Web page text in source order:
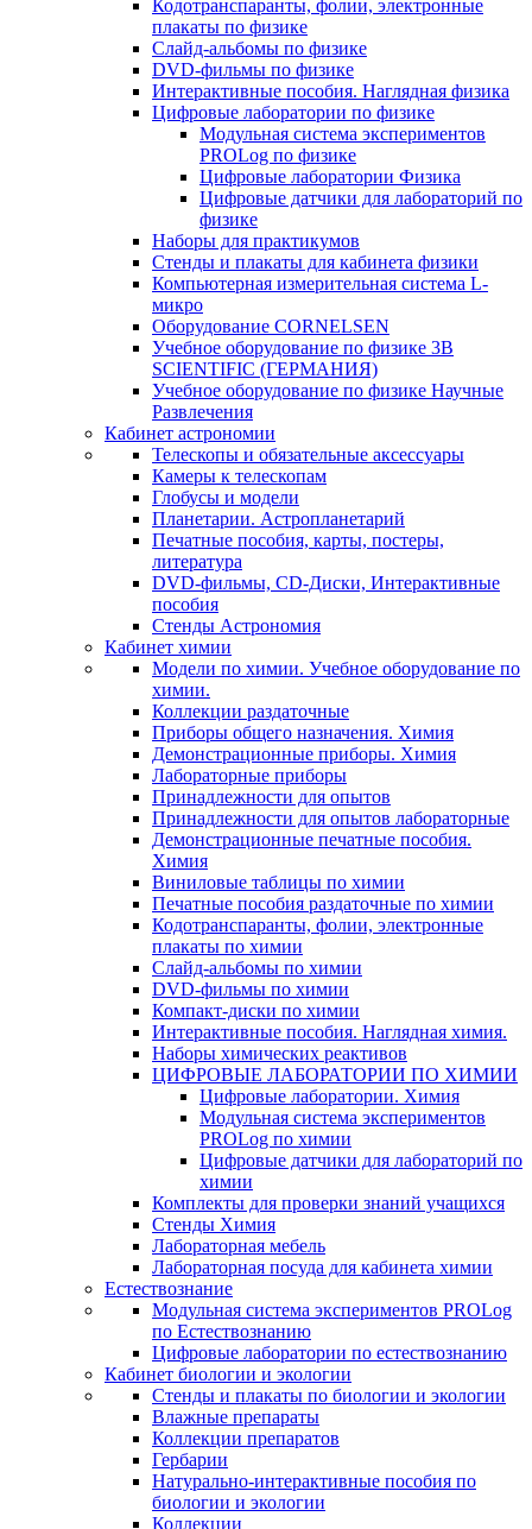
Кодотранспаранты, фолии, электронные
плакаты по физике
Слайд-альбомы по физике
DVD-фильмы по физике
Интерактивные пособия. Наглядная физика
Цифровые лаборатории по физике
Модульная система экспериментов
PROLog по физике
Цифровые лаборатории Физика
Цифровые датчики для лабораторий по
физике
Наборы для практикумов
Стенды и плакаты для кабинета физики
Компьютерная измерительная система L-
микро
Оборудование CORNELSEN
Учебное оборудование по физике 3B
SCIENTIFIC (ГЕРМАНИЯ)
Учебное оборудование по физике Научные
Развлечения
Кабинет астрономии
Телескопы и обязательные аксессуары
Камеры к телескопам
Глобусы и модели
Планетарии. Астропланетарий
Печатные пособия, карты, постеры,
литература
DVD-фильмы, CD-Диски, Интерактивные
пособия
Стенды Астрономия
Кабинет химии
Модели по химии. Учебное оборудование по
химии.
Коллекции раздаточные
Приборы общего назначения. Химия
Демонстрационные приборы. Химия
Лабораторные приборы
Принадлежности для опытов
Принадлежности для опытов лабораторные
Демонстрационные печатные пособия.
Химия
Виниловые таблицы по химии
Печатные пособия раздаточные по химии
Кодотранспаранты, фолии, электронные
плакаты по химии
Слайд-альбомы по химии
DVD-фильмы по химии
Компакт-диски по химии
Интерактивные пособия. Наглядная химия.
Наборы химических реактивов
ЦИФРОВЫЕ ЛАБОРАТОРИИ ПО ХИМИИ
Цифровые лаборатории. Химия
Модульная система экспериментов
PROLog по химии
Цифровые датчики для лабораторий по
химии
Комплекты для проверки знаний учащихся
Стенды Химия
Лабораторная мебель
Лабораторная посуда для кабинета химии
Естествознание
Модульная система экспериментов PROLog
по Естествознанию
Цифровые лаборатории по естествознанию
Кабинет биологии и экологии
Стенды и плакаты по биологии и экологии
Влажные препараты
Коллекции препаратов
Гербарии
Натурально-интерактивные пособия по
биологии и экологии
Коллекции